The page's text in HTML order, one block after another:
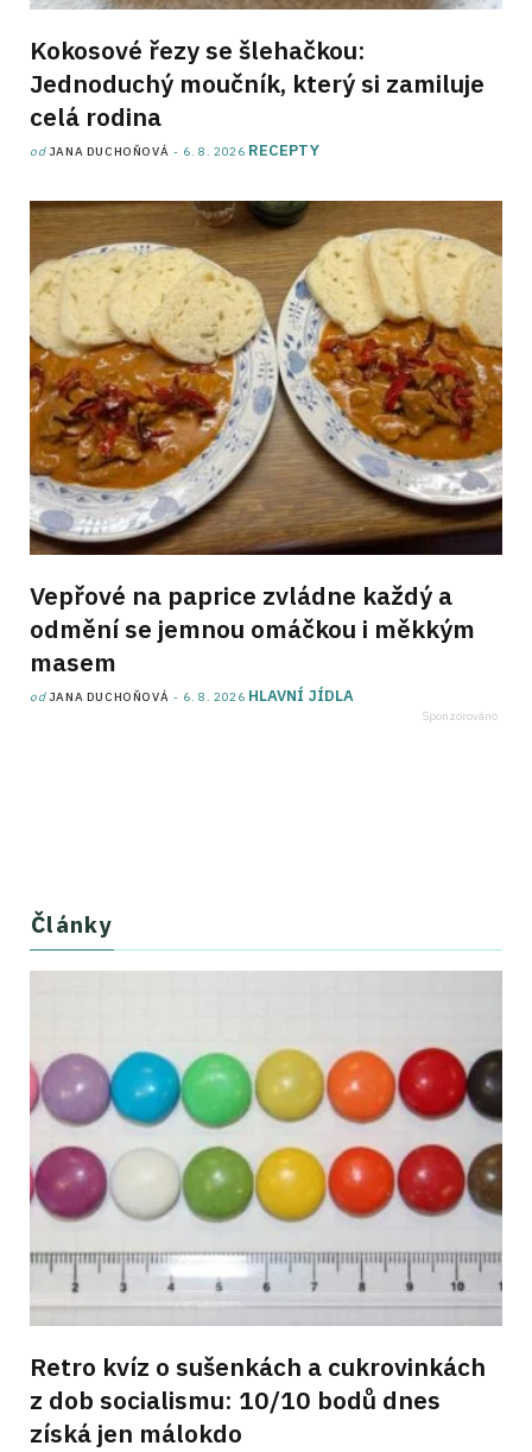
Kokosové řezy se šlehačkou:
Jednoduchý moučník, který si zamiluje
celá rodina
od JANA DUCHOŇOVÁ 6. 8. 2026 RECEPTY
Vepřové na paprice zvládne každý a
odmění se jemnou omáčkou i měkkým
masem
od JANA DUCHOŇOVÁ 6. 8. 2026 HLAVNÍ JÍDLA
Články
Retro kvíz o sušenkách a cukrovinkách
z dob socialismu: 10/10 bodů dnes
získá jen málokdo